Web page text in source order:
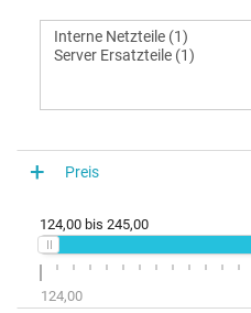
Preis
124,00 bis 245,00
124,00